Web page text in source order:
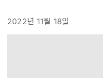
2022년 11월 18일